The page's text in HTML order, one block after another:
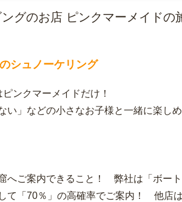
グのお店 ピンクマーメイドの
シュノーケリング
ンクマーメイドだけ！
い」などの小さなお子様と一緒に楽し
へご案内できること！ 弊社は「ボー
て「70％」の高確率でご案内！ 他店